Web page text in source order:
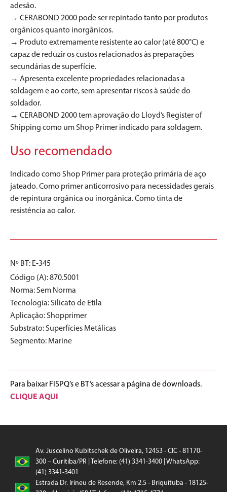
adesão.
→ CERABOND 2000 pode ser repintado tanto por produtos
orgânicos quanto inorgânicos.
→ Produto extremamente resistente ao calor (até 800°C) e
capaz de reduzir os custos relacionados às preparações
secundárias de superfície.
→ Apresenta excelente propriedades relacionadas a
soldagem e ao corte, sem apresentar riscos à saúde do
soldador.
→ CERABOND 2000 tem aprovação do Lloyd’s Register of
Shipping como um Shop Primer indicado para soldagem.
Uso recomendado
Indicado como Shop Primer para proteção primária de aço
jateado. Como primer anticorrosivo para necessidades gerais
de repintura orgânica ou inorgânica. Como tinta de
resistência ao calor.
Nº BT: E-345
Código (A): 870.5001
Norma:Sem Norma
Tecnologia:Silicato de Etila
Aplicação:Shopprimer
Substrato:Superfícies Metálicas
Segmento: Marine
Para baixar FISPQ’s e BT’s acessar a página de downloads.
CLIQUE AQUI
Av. Juscelino Kubitschek de Oliveira, 12453 - CIC - 81170-
300 – Curitiba/PR | Telefone: (41) 3341-3400 | WhatsApp:
(41) 3341-3401
Estrada Dr. Irineu de Resende, Km 2.5 - Briquituba - 18125-